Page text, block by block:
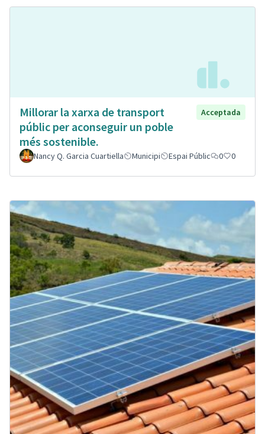
Millorar la xarxa de transport
públic per aconseguir un poble
més sostenible.
Acceptada
Nancy Q. Garcia Cuartiella Municipi Espai Públic 0 0